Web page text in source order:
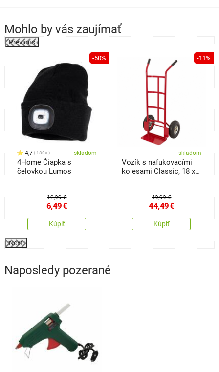
Mohlo by vás zaujímať
Previous
-50%
4,7 180x skladom
4Home Čiapka s
čelovkou Lumos
12,99 €
6,49€
Kúpiť
-11%
skladom
Vozík s nafukovacími
kolesami Classic, 18 x
49,99 €
44,49€
Kúpiť
Next
Naposledy pozerané